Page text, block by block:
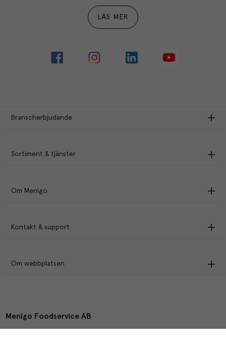
LÄS MER
Branscherbjudande
Sortiment & tjänster
Om Menigo
Kontakt & support
Om webbplatsen
Menigo Foodservice AB